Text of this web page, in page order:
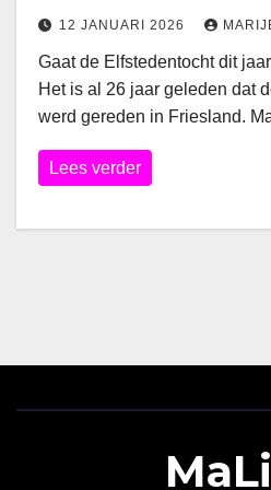
12 JANUARI 2026
Gaat de Elfstedentocht dit
Het is al 26 jaar geleden dat
werd gereden in Friesland.
Lees verder